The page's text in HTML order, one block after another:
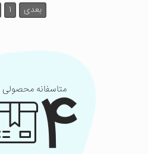
1 بعدی
متاسفانه